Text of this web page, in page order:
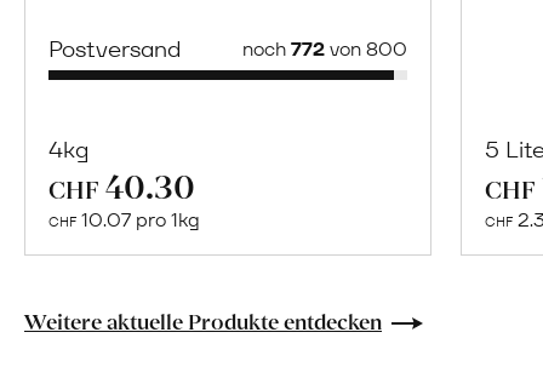
Postversand noch772von 800
4kg
CHF 40.30
CHF 10.07 pro 1kg
Naturbelassene
Lebensmittel
5
CHF
CHF
Weitere aktuelle Produkte entdecken